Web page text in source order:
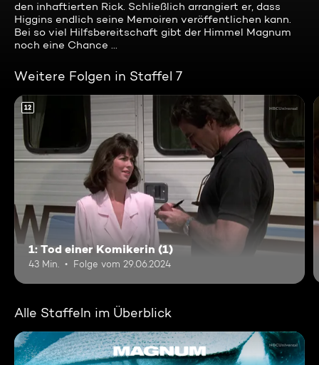
den inhaftierten Rick. Schließlich arrangiert er, dass
Higgins endlich seine Memoiren veröffentlichen kann.
Bei so viel Hilfsbereitschaft gibt der Himmel Magnum
noch eine Chance ...
Weitere Folgen in Staffel 7
12
1: Tod einer Komikerin (1)
43 Min. Folge vom 29.06.2024
Alle Staffeln im Überblick